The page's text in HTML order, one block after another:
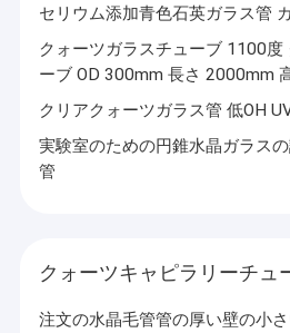
セリウム添加青色石英ガラス管
クォーツガラスチューブ 1100度
ーブ OD 300mm 長さ 2000mm
クリアクォーツガラス管 低OH
実験室のための円錐水晶ガラス
管
クォーツキャピラリーチュ
注文の水晶毛管管の厚い壁の小